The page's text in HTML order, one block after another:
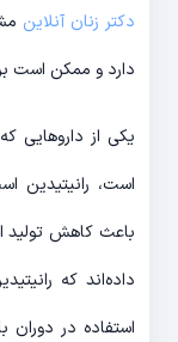
دکتر زنان آنلاین
دارد و ممکن است بر
یکی از داروهایی
باعث کاهش تولید
داده‌اند که
استفاده در دوران